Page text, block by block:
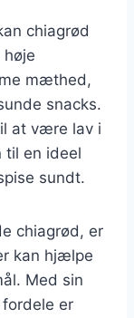
chiagrød
mæthed,
snacks.
at være lav i
til en ideel
sundt.
chiagrød, er
kan hjælpe
Med sin
er